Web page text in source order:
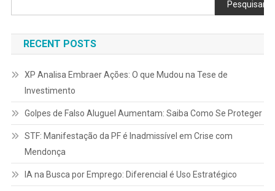
Pesquisar
RECENT POSTS
XP Analisa Embraer Ações: O que Mudou na Tese de
Investimento
Golpes de Falso Aluguel Aumentam: Saiba Como Se Proteger
STF: Manifestação da PF é Inadmissível em Crise com
Mendonça
IA na Busca por Emprego: Diferencial é Uso Estratégico